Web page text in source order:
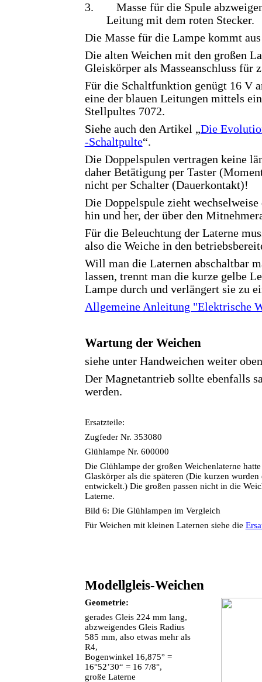
3.
Masse für die Spule
Leitung mit dem roten Stecker.
Die Masse für die Lampe kommt
Die alten Weichen mit den großen
Gleiskörper als Masseanschluss für
Für die Schaltfunktion genügt 16 V
eine der blauen Leitungen mittels
Stellpultes 7072.
Siehe auch den Artikel „Die
‑Schaltpulte“.
Die Doppelspulen vertragen keine
daher Betätigung per Taster
nicht per Schalter (Dauerkontakt)!
Die Doppelspule zieht
hin und her, der über den
Für die Beleuchtung der Laterne
also die Weiche in den
Will man die Laternen abschaltbar
lassen, trennt man die kurze gelbe
Lampe durch und verlängert sie zu
Allgemeine Anleitung "Elektrische
Wartung der Weichen
siehe unter Handweichen weiter
Der Magnetantrieb sollte ebenfalls
werden.
Ersatzteile:
Zugfeder Nr. 353080
Glühlampe Nr. 600000
Die Glühlampe der großen Weichenlaterne
Glaskörper als die späteren (Die kurzen wurden
entwickelt.) Die großen passen nicht in die
Laterne.
Bild 6: Die Glühlampen im Vergleich
Für Weichen mit kleinen Laternen siehe die
Modellgleis-Weichen
Geometrie:
gerades Gleis 224 mm lang,
abzweigendes Gleis Radius
585 mm, also etwas mehr als
R4,
Bogenwinkel 16,875° =
16°52’30“ = 16 7/8°,
große Laterne